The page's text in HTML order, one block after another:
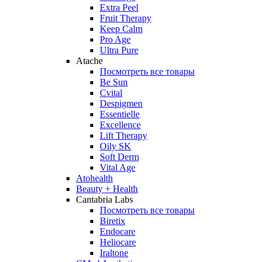
Extra Peel
Fruit Therapy
Keep Calm
Pro Age
Ultra Pure
Atache
Посмотреть все товары
Be Sun
Cvital
Despigmen
Essentielle
Excellence
Lift Therapy
Oily SK
Soft Derm
Vital Age
Atohealth
Beauty + Health
Cantabria Labs
Посмотреть все товары
Biretix
Endocare
Heliocare
Iraltone